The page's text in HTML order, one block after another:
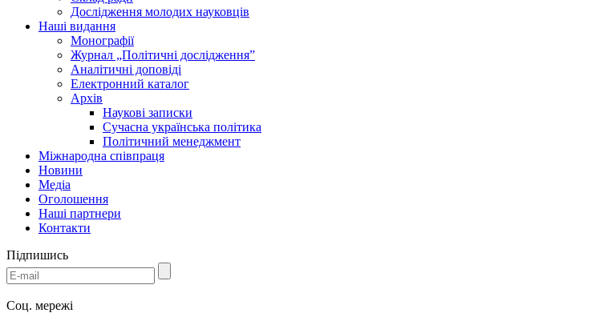
Дослідження молодих науковців
Наші видання
Монографії
Журнал „Політичні дослідження”
Аналітичні доповіді
Електронний каталог
Архів
Наукові записки
Сучасна українська політика
Політичний менеджмент
Міжнародна співпраця
Новини
Медіa
Оголошення
Наші партнери
Контакти
Підпишись
Соц. мережі